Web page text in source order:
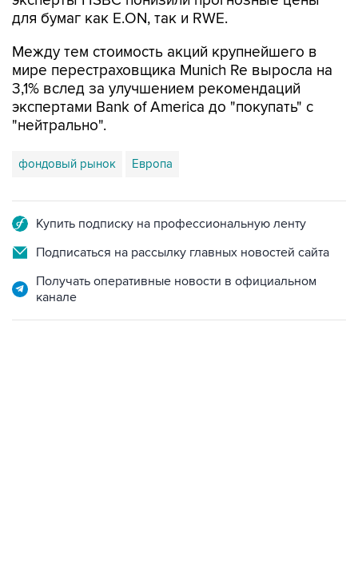
Между тем стоимость акций крупнейшего в
3,1% вслед за улучшением рекомендаций
экспертами Bank of America до "покупать" с
"нейтрально".
фондовый рынок
Подписаться на рассылку главных новостей сайта
Получать оперативные новости в официальном